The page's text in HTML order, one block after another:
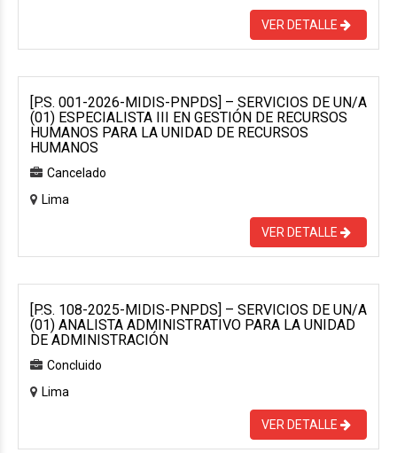
VER DETALLE
[P.S. 001-2026-MIDIS-PNPDS] – SERVICIOS DE UN/A
(01) ESPECIALISTA III EN GESTIÓN DE RECURSOS
HUMANOS PARA LA UNIDAD DE RECURSOS
HUMANOS
Cancelado
Lima
VER DETALLE
[P.S. 108-2025-MIDIS-PNPDS] – SERVICIOS DE UN/A
(01) ANALISTA ADMINISTRATIVO PARA LA UNIDAD
DE ADMINISTRACIÓN
Concluido
Lima
VER DETALLE